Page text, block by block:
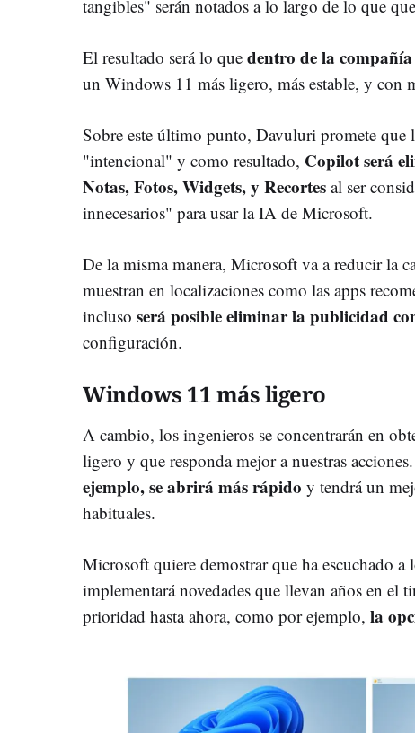
tangibles" serán notados a lo largo de lo que
El resultado será lo que dentro de la
un Windows 11 más ligero, más estable, y con
Sobre este último punto, Davuluri promete que
"intencional" y como resultado, Copilot será
Notas, Fotos, Widgets, y Recortes al ser
innecesarios" para usar la IA de Microsoft.
De la misma manera, Microsoft va a reducir la
muestran en localizaciones como las apps
incluso será posible eliminar la publicidad
configuración.
Windows 11 más ligero
A cambio, los ingenieros se concentrarán en
ligero y que responda mejor a nuestras acciones.
ejemplo, se abrirá más rápido y tendrá un
habituales.
Microsoft quiere demostrar que ha escuchado
implementará novedades que llevan años en el
prioridad hasta ahora, como por ejemplo, la